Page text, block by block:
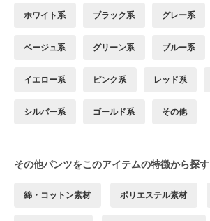
ホワイト系 ブラック系 グレー系
ベージュ系 グリーン系 ブルー系
イエロー系 ピンク系 レッド系
シルバー系 ゴールド系 その他
その他パンツをこのアイテムの特徴から探す
綿・コットン素材 ポリエステル素材